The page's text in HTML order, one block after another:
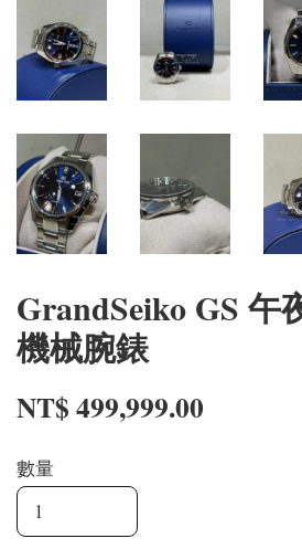
GrandSeiko GS 午
機械腕錶
NT$ 499,999.00
數量